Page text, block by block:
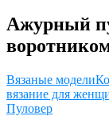
Ажурный
Вязаные модели
вязание для
Пуловер